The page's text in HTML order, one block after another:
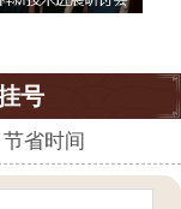
号
省时间